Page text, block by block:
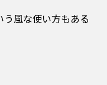
風な使い方もある